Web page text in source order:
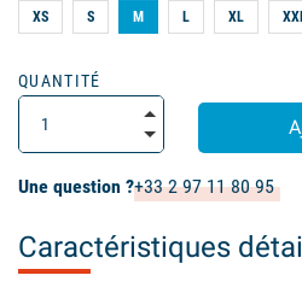
XS S M L XL
QUANTITÉ
Une question ?+33 2 97 11 80 95
Caractéristiques